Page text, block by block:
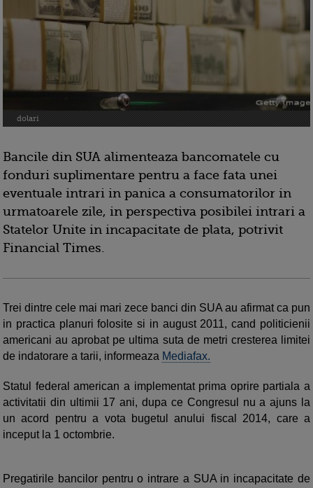
dolari
Bancile din SUA alimenteaza bancomatele cu
fonduri suplimentare pentru a face fata unei
eventuale intrari in panica a consumatorilor in
urmatoarele zile, in perspectiva posibilei intrari a
Statelor Unite in incapacitate de plata, potrivit
Financial Times.
Trei dintre cele mai mari zece banci din SUA au afirmat ca pun
in practica planuri folosite si in august 2011, cand politicienii
americani au aprobat pe ultima suta de metri cresterea limitei
de indatorare a tarii, informeaza Mediafax.
Statul federal american a implementat prima oprire partiala a
activitatii din ultimii 17 ani, dupa ce Congresul nu a ajuns la
un acord pentru a vota bugetul anului fiscal 2014, care a
inceput la 1 octombrie.
Pregatirile bancilor pentru o intrare a SUA in incapacitate de